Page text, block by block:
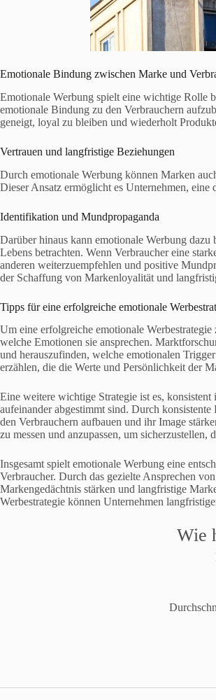
Emotionale Bindung zwischen Marke und
Emotionale Werbung spielt eine wichtige Rolle
emotionale Bindung zu den Verbrauchern
geneigt, loyal zu bleiben und wiederholt
Vertrauen und langfristige Beziehungen
Durch emotionale Werbung können Marken
Dieser Ansatz ermöglicht es Unternehmen,
Identifikation und Mundpropaganda
Darüber hinaus kann emotionale Werbung
Lebens betrachten. Wenn Verbraucher eine
anderen weiterzuempfehlen und positive
der Schaffung von Markenloyalität und
Tipps für eine erfolgreiche emotionale
Um eine erfolgreiche emotionale
welche Emotionen sie ansprechen.
und herauszufinden, welche emotionalen
erzählen, die die Werte und Persönlichkeit der
Eine weitere wichtige Strategie ist es,
aufeinander abgestimmt sind. Durch
den Verbrauchern aufbauen und ihr Image
zu messen und anzupassen, um
Insgesamt spielt emotionale Werbung eine
Verbraucher. Durch das gezielte Ansprechen
Markengedächtnis stärken und langfristige
Werbestrategie können Unternehmen
Wie